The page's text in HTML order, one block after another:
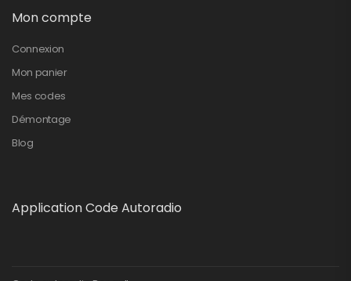
Mon compte
Connexion
Mon panier
Mes codes
Démontage
Blog
Application Code Autoradio